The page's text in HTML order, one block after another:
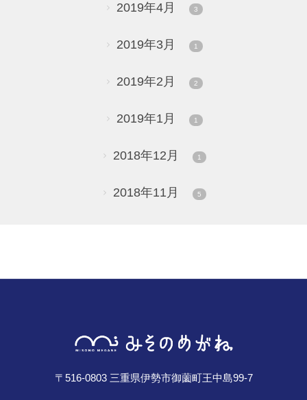
2019年4月 3
2019年3月 1
2019年2月 2
2019年1月 1
2018年12月 1
2018年11月 5
〒516-0803 三重県伊勢市御薗町王中島99-7